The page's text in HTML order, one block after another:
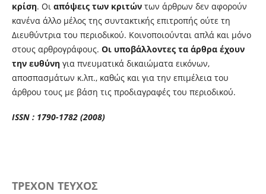
κρίση. Οι απόψεις των κριτώντων άρθρων δεν αφορούν
κανένα άλλο μέλος της συντακτικής επιτροπής ούτε τη
Διευθύντρια του περιοδικού. Κοινοποιούνται απλά και μόνο
στους αρθρογράφους. Οι υποβάλλοντες τα άρθρα έχουν
την ευθύνηγια πνευματικά δικαιώματα εικόνων,
αποσπασμάτων κ.λπ., καθώς και για την επιμέλεια του
άρθρου τους με βάση τις προδιαγραφές του περιοδικού.
ISSN : 1790-1782 (2008)
ΤΡΈΧΟΝ ΤΕΎΧΟΣ